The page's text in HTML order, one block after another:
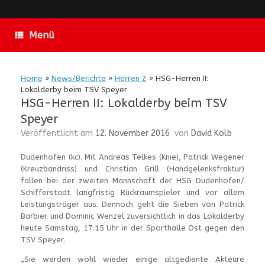
Menü
Home » News/Berichte » Herren 2 » HSG-Herren II:
Lokalderby beim TSV Speyer
HSG-Herren II: Lokalderby beim TSV
Speyer
Veröffentlicht am 12. November 2016 von David Kolb
Dudenhofen (kc). Mit Andreas Telkes (Knie), Patrick Wegener
(Kreuzbandriss) und Christian Grill (Handgelenksfraktur)
fallen bei der zweiten Mannschaft der HSG Dudenhofen/
Schifferstadt langfristig Rückraumspieler und vor allem
Leistungsträger aus. Dennoch geht die Sieben von Patrick
Barbier und Dominic Wenzel zuversichtlich in das Lokalderby
heute Samstag, 17.15 Uhr in der Sporthalle Ost gegen den
TSV Speyer.
„Sie werden wohl wieder einige altgediente Akteure